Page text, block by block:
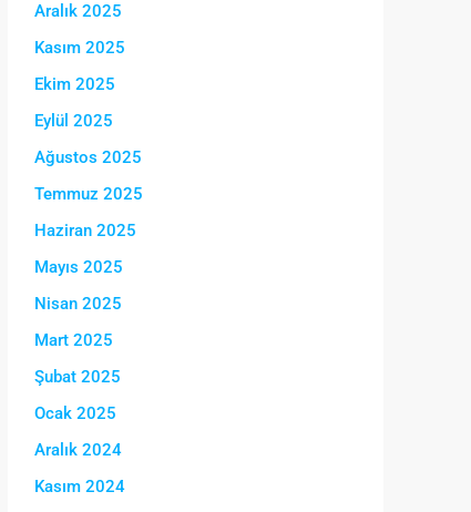
Aralık 2025
Kasım 2025
Ekim 2025
Eylül 2025
Ağustos 2025
Temmuz 2025
Haziran 2025
Mayıs 2025
Nisan 2025
Mart 2025
Şubat 2025
Ocak 2025
Aralık 2024
Kasım 2024